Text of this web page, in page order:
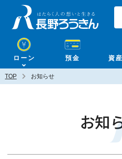
ローン 預金 資
TOP お知らせ
お知